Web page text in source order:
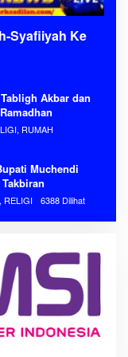
Syafiiyah Ke
Akbar dan
RUMAH
Muchendi
RELIGI 6388 Dilihat